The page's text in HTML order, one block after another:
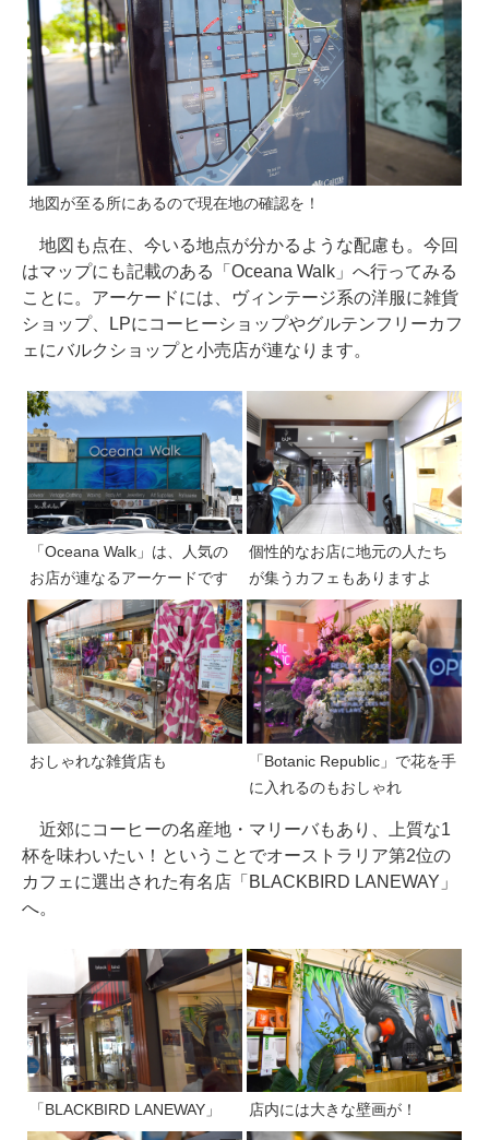
地図が至る所にあるので現在地の確認を！
地図も点在、今いる地点が分かるような配慮も。今回
はマップにも記載のある「Oceana Walk」へ行ってみる
ことに。アーケードには、ヴィンテージ系の洋服に雑貨
ショップ、LPにコーヒーショップやグルテンフリーカフ
ェにバルクショップと小売店が連なります。
「Oceana Walk」は、人気の
お店が連なるアーケードです
個性的なお店に地元の人たち
が集うカフェもありますよ
おしゃれな雑貨店も
「Botanic Republic」で花を手
に入れるのもおしゃれ
近郊にコーヒーの名産地・マリーバもあり、上質な1
杯を味わいたい！ということでオーストラリア第2位の
カフェに選出された有名店「BLACKBIRD LANEWAY」
へ。
「BLACKBIRD LANEWAY」 店内には大きな壁画が！